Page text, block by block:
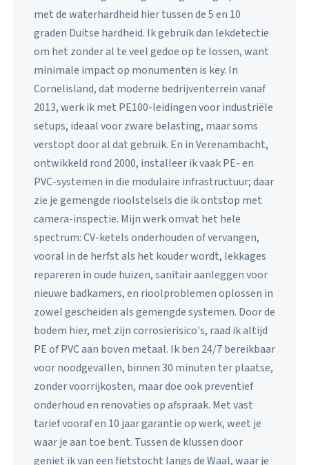
met de waterhardheid hier tussen de 5 en 10
graden Duitse hardheid. Ik gebruik dan lekdetectie
om het zonder al te veel gedoe op te lossen, want
minimale impact op monumenten is key. In
Cornelisland, dat moderne bedrijventerrein vanaf
2013, werk ik met PE100-leidingen voor industriële
setups, ideaal voor zware belasting, maar soms
verstopt door al dat gebruik. En in Verenambacht,
ontwikkeld rond 2000, installeer ik vaak PE- en
PVC-systemen in die modulaire infrastructuur; daar
zie je gemengde rioolstelsels die ik ontstop met
camera-inspectie. Mijn werk omvat het hele
spectrum: CV-ketels onderhouden of vervangen,
vooral in de herfst als het kouder wordt, lekkages
repareren in oude huizen, sanitair aanleggen voor
nieuwe badkamers, en rioolproblemen oplossen in
zowel gescheiden als gemengde systemen. Door de
bodem hier, met zijn corrosierisico's, raad ik altijd
PE of PVC aan boven metaal. Ik ben 24/7 bereikbaar
voor noodgevallen, binnen 30 minuten ter plaatse,
zonder voorrijkosten, maar doe ook preventief
onderhoud en renovaties op afspraak. Met vast
tarief vooraf en 10 jaar garantie op werk, weet je
waar je aan toe bent. Tussen de klussen door
geniet ik van een fietstocht langs de Waal, waar je